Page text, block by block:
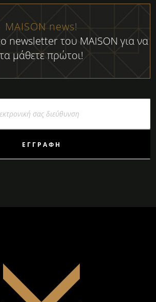
MAISON news!
newsletter του MAISON για να
τα μάθετε πρώτοι!
ΕΓΓΡΑΦΉ